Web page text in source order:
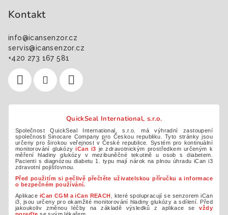
Kontakt
info@icansenzor.cz
servis@icansenzor.cz
+420 273 167 581
QuickSeal International, s.r.o.
Společnost QuickSeal International, s.r.o. má výhradní zastoupení
společnosti Sinocare Company pro Českou republiku. Tyto stránky jsou
určeny pro širokou veřejnost v České republice. Systém pro kontinuální
monitorování glukózyiCan i3 je zdravotnickým prostředkem určeným k
měření hladiny glukózy v mezibuněčné tekutině u osob s diabetem.
Pacienti s diagnózou diabetu 1. typu mají nárok na plnou úhradu iCan i3
zdravotní pojišťovnou.
Před použitím si pečlivě přečtěte uživatelskou příručku a informace
o bezpečném používání.
Aplikace iCan CGM a iCan REACH , které spolupracují se senzorem iCan
i3, jsou určeny pro okamžité monitorování hladiny glukózy a sdílení. Před
jakoukoliv změnou léčby na základě výsledků z aplikace sevždy